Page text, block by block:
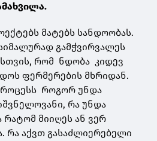
მატებს სანდოობას.
გამჭვირვალეს
რომ ნდობა კიდევ
ფერმერების მხრიდან.
როგორ უნდა
რა უნდა
მიიღეს ან ვერ
რა აქვთ გასაძლიერებელი